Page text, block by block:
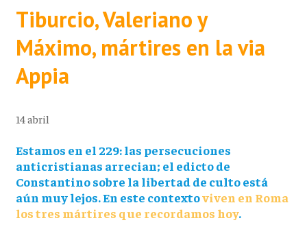
Tiburcio, Valeriano y
Máximo, mártires en la via
Appia
14 abril
Estamos en el 229: las persecuciones
anticristianas arrecian; el edicto de
Constantino sobre la libertad de culto está
aún muy lejos. En este contextoviven en Roma
los tres mártires que recordamos hoy.